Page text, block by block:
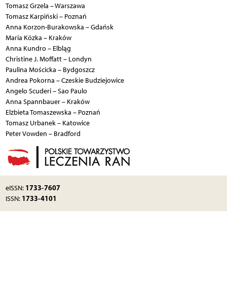
Tomasz Grzela – Warszawa
Tomasz Karpiński – Poznań
Anna Korzon-Burakowska – Gdańsk
Maria Kózka – Kraków
Anna Kundro – Elbląg
Christine J. Moffatt – Londyn
Paulina Mościcka – Bydgoszcz
Andrea Pokorna – Czeskie Budziejowice
Angelo Scuderi – Sao Paulo
Anna Spannbauer – Kraków
Elżbieta Tomaszewska – Poznań
Tomasz Urbanek – Katowice
Peter Vowden – Bradford
eISSN: 1733-7607
ISSN: 1733-4101